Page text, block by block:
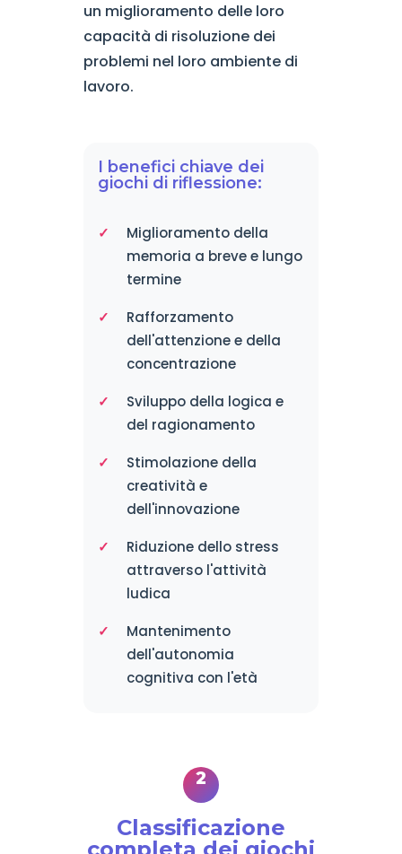
un miglioramento delle loro
capacità di risoluzione dei
problemi nel loro ambiente di
lavoro.
I benefici chiave dei
giochi di riflessione:
Miglioramento della
memoria a breve e lungo
termine
Rafforzamento
dell'attenzione e della
concentrazione
Sviluppo della logica e
del ragionamento
Stimolazione della
creatività e
dell'innovazione
Riduzione dello stress
attraverso l'attività
ludica
Mantenimento
dell'autonomia
cognitiva con l'età
Classificazione